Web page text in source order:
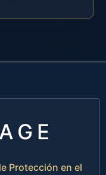
Protección en el